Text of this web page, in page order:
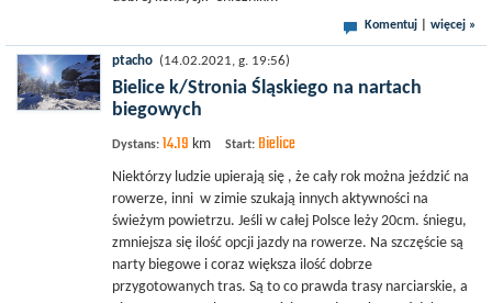
Komentuj więcej »
ptacho (14.02.2021, g. 19:56)
Bielice k/Stronia Śląskiego na nartach
biegowych
Dystans: 14.19 km Start: Bielice
Niektórzy ludzie upierają się , że cały rok można jeździć na
rowerze, inni w zimie szukają innych aktywności na
świeżym powietrzu. Jeśli w całej Polsce leży 20cm. śniegu,
zmniejsza się ilość opcji jazdy na rowerze. Na szczęście są
narty biegowe i coraz większa ilość dobrze
przygotowanych tras. Są to co prawda trasy narciarskie, a